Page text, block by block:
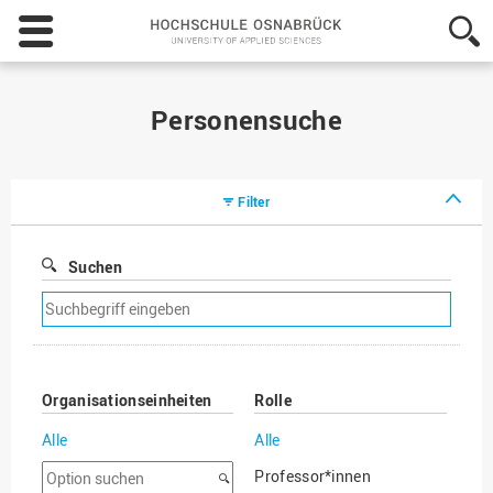
Hochschule
Osnabrück
-
Personensuche
Filter
Suchen
Suchfilter
entfernen
Organisationseinheiten
Alle
Option
Rolle
Alle
Professor*innen